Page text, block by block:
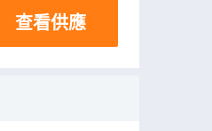
查看供應